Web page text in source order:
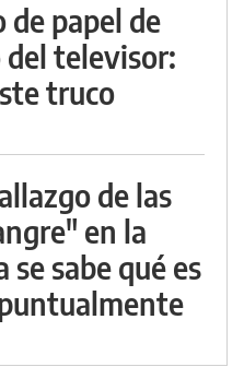
de papel de
televisor:
truco
de las
en la
sabe qué es